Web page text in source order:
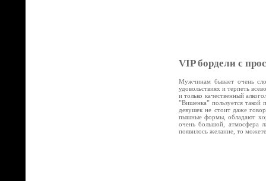
VIP бордели с
Мужчинам бывает очень
удовольствиях и терпеть
и только качественный
”Вишенка” пользуется
девушек не стоит даже
пышные формы, обладают
очень большой, атмосфера
появилось желание, то